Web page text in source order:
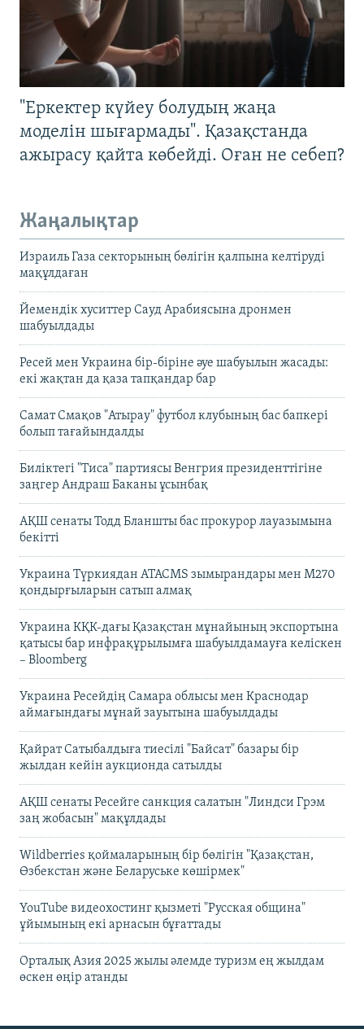
"Еркектер күйеу болудың жаңа
моделін шығармады". Қазақстанда
ажырасу қайта көбейді. Оған не себеп?
Жаңалықтар
Израиль Газа секторының бөлігін қалпына келтіруді
мақұлдаған
Йемендік хуситтер Сауд Арабиясына дронмен
шабуылдады
Ресей мен Украина бір-біріне әуе шабуылын жасады:
екі жақтан да қаза тапқандар бар
Самат Смақов "Атырау" футбол клубының бас бапкері
болып тағайындалды
Биліктегі "Тиса" партиясы Венгрия президенттігіне
заңгер Андраш Баканы ұсынбақ
АҚШ сенаты Тодд Бланшты бас прокурор лауазымына
бекітті
Украина Түркиядан ATACMS зымырандары мен M270
қондырғыларын сатып алмақ
Украина КҚК-дағы Қазақстан мұнайының экспортына
қатысы бар инфрақұрылымға шабуылдамауға келіскен
– Bloomberg
Украина Ресейдің Самара облысы мен Краснодар
аймағындағы мұнай зауытына шабуылдады
Қайрат Сатыбалдыға тиесілі "Байсат" базары бір
жылдан кейін аукционда сатылды
АҚШ сенаты Ресейге санкция салатын "Линдси Грэм
заң жобасын" мақұлдады
Wildberries қоймаларының бір бөлігін "Қазақстан,
Өзбекстан және Беларуське көшірмек"
YouTube видеохостинг қызметі "Русская община"
ұйымының екі арнасын бұғаттады
Орталық Азия 2025 жылы әлемде туризм ең жылдам
өскен өңір атанды